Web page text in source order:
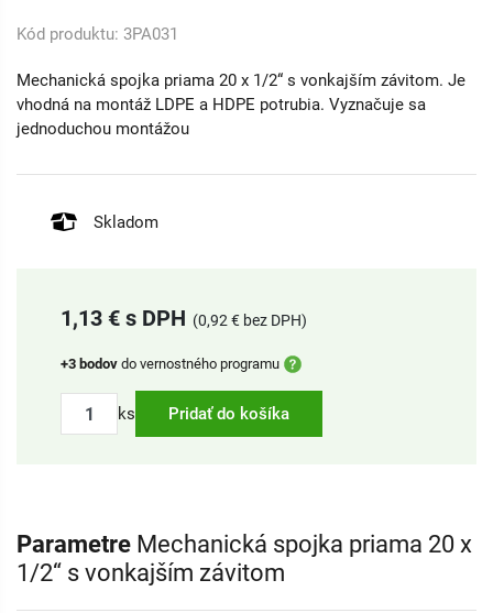
Kód produktu: 3PA031
Mechanická spojka priama 20 x 1/2“ s vonkajším závitom. Je
vhodná na montáž LDPE a HDPE potrubia. Vyznačuje sa
jednoduchou montážou
Skladom
1,13 € s DPH (0,92 € bez DPH)
+3 bodov do vernostného programu
ks Pridať do košíka
Parametre Mechanická spojka priama 20 x
1/2“ s vonkajším závitom